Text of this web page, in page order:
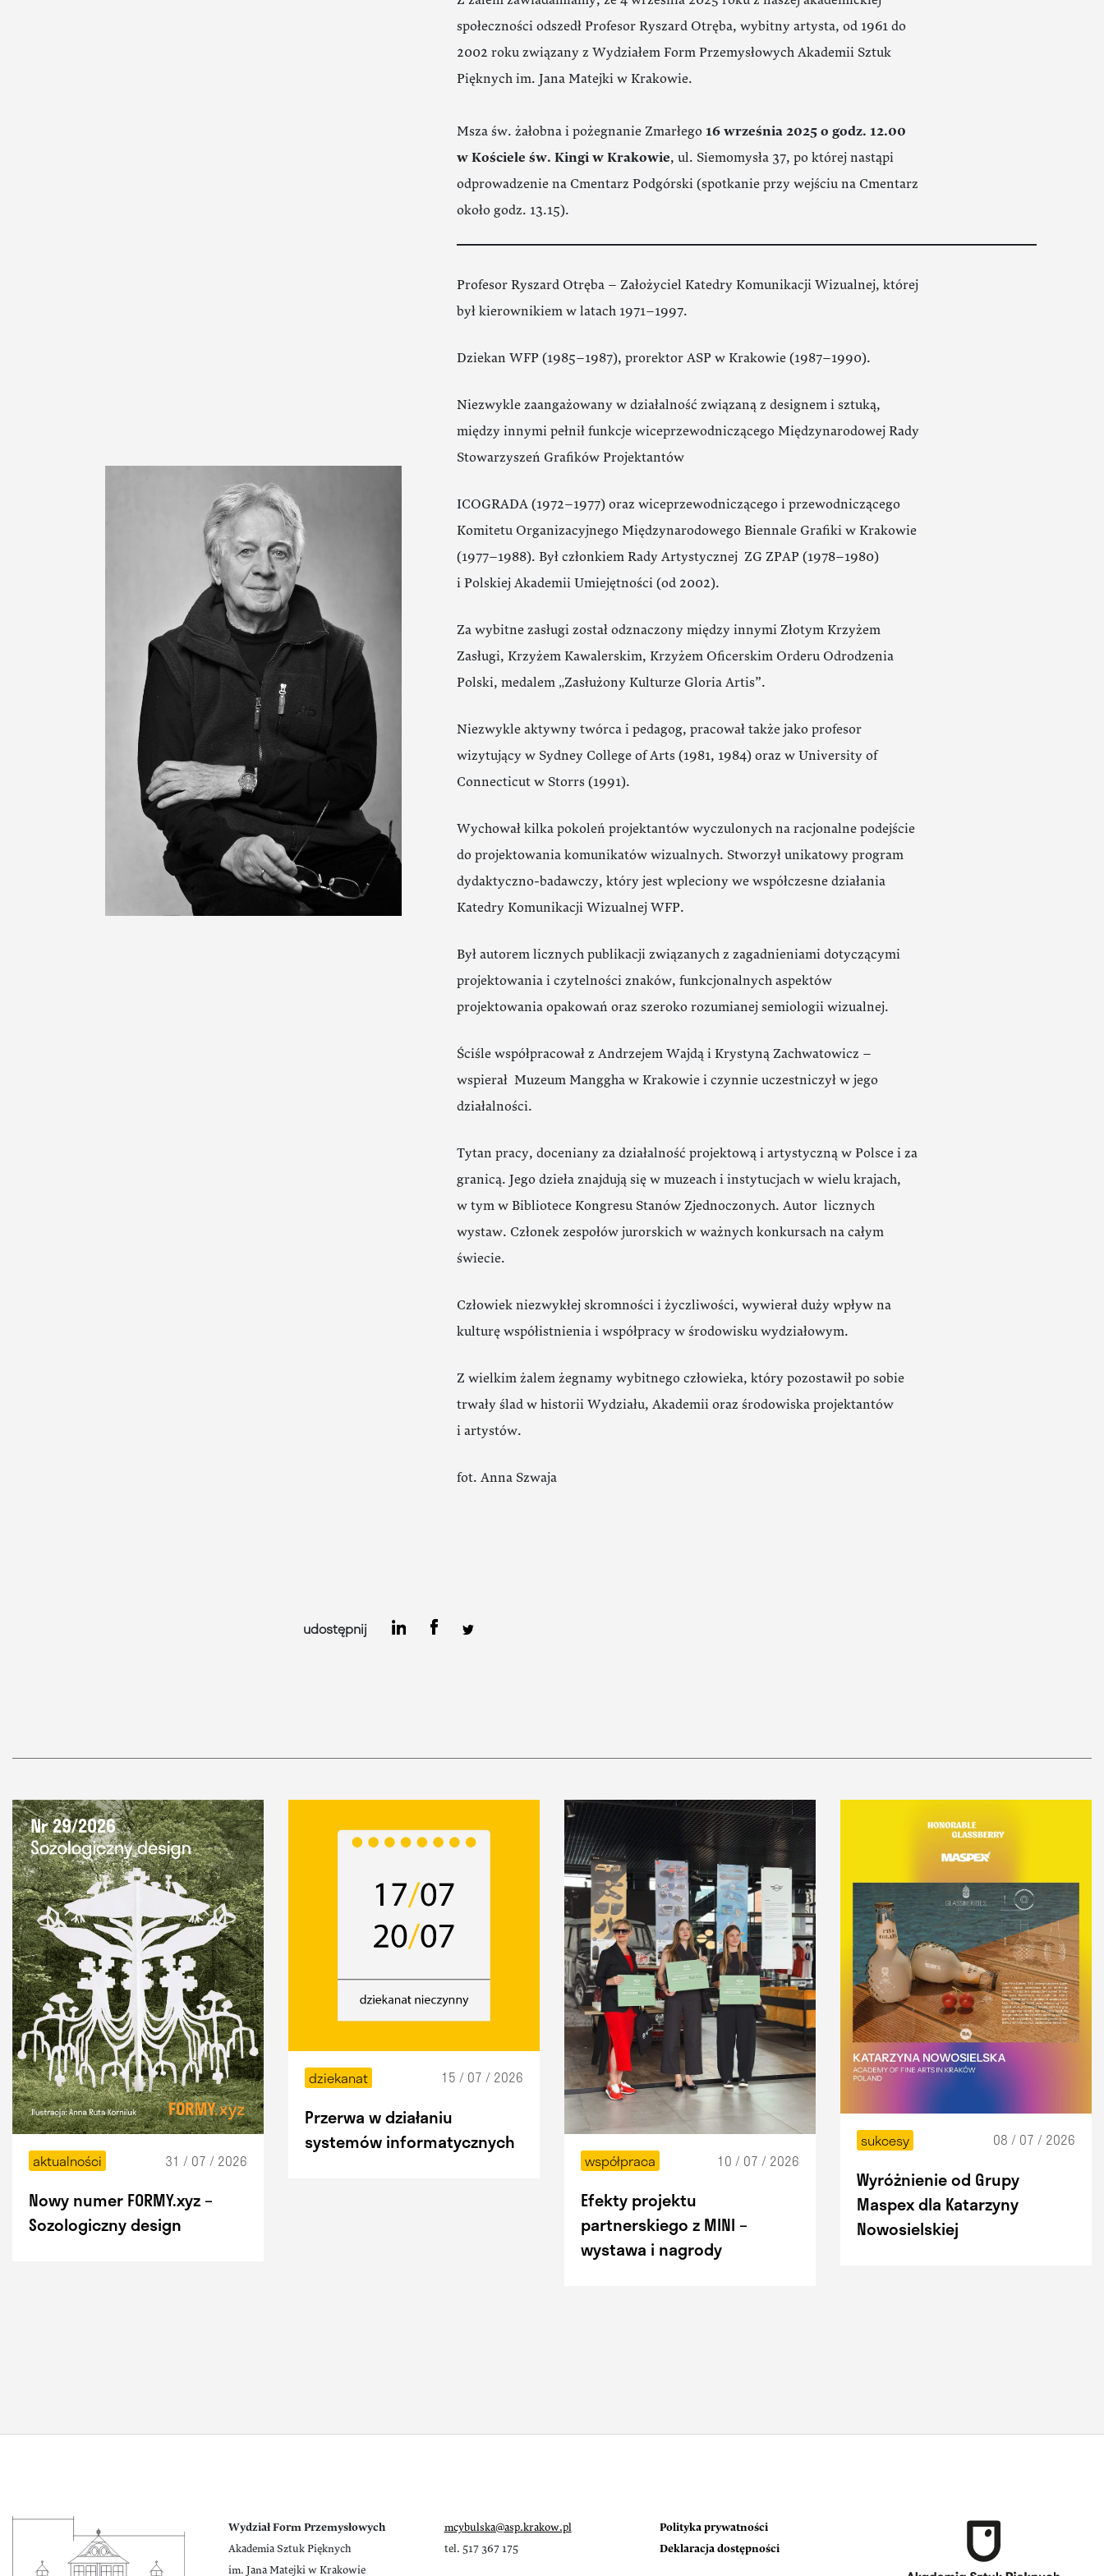
społeczności odszedł Profesor Ryszard Otręba, wybitny artysta, od 1961 do
2002 roku związany z Wydziałem Form Przemysłowych Akademii Sztuk
Pięknych im. Jana Matejki w Krakowie.
Msza św. żałobna i pożegnanie Zmarłego 16 września 2025 o godz. 12.00
w Kościele św. Kingi w Krakowie, ul. Siemomysła 37, po której nastąpi
odprowadzenie na Cmentarz Podgórski (spotkanie przy wejściu na Cmentarz
około godz. 13.15).
Profesor Ryszard Otręba – Założyciel Katedry Komunikacji Wizualnej, której
był kierownikiem w latach 1971–1997.
Dziekan WFP (1985–1987), prorektor ASP w Krakowie (1987–1990).
Niezwykle zaangażowany w działalność związaną z designem i sztuką,
między innymi pełnił funkcje wiceprzewodniczącego Międzynarodowej Rady
Stowarzyszeń Grafików Projektantów
ICOGRADA (1972–1977) oraz wiceprzewodniczącego i przewodniczącego
Komitetu Organizacyjnego Międzynarodowego Biennale Grafiki w Krakowie
(1977–1988). Był członkiem Rady Artystycznej ZG ZPAP (1978–1980)
i Polskiej Akademii Umiejętności (od 2002).
Za wybitne zasługi został odznaczony między innymi Złotym Krzyżem
Zasługi, Krzyżem Kawalerskim, Krzyżem Oficerskim Orderu Odrodzenia
Polski, medalem „Zasłużony Kulturze Gloria Artis”.
Niezwykle aktywny twórca i pedagog, pracował także jako profesor
wizytujący w Sydney College of Arts (1981, 1984) oraz w University of
Connecticut w Storrs (1991).
Wychował kilka pokoleń projektantów wyczulonych na racjonalne podejście
do projektowania komunikatów wizualnych. Stworzył unikatowy program
dydaktyczno-badawczy, który jest wpleciony we współczesne działania
Katedry Komunikacji Wizualnej WFP.
Był autorem licznych publikacji związanych z zagadnieniami dotyczącymi
projektowania i czytelności znaków, funkcjonalnych aspektów
projektowania opakowań oraz szeroko rozumianej semiologii wizualnej.
Ściśle współpracował z Andrzejem Wajdą i Krystyną Zachwatowicz –
wspierał Muzeum Manggha w Krakowie i czynnie uczestniczył w jego
działalności.
Tytan pracy, doceniany za działalność projektową i artystyczną w Polsce i za
granicą. Jego dzieła znajdują się w muzeach i instytucjach w wielu krajach,
w tym w Bibliotece Kongresu Stanów Zjednoczonych. Autor licznych
wystaw. Członek zespołów jurorskich w ważnych konkursach na całym
świecie.
Człowiek niezwykłej skromności i życzliwości, wywierał duży wpływ na
kulturę współistnienia i współpracy w środowisku wydziałowym.
Z wielkim żalem żegnamy wybitnego człowieka, który pozostawił po sobie
trwały ślad w historii Wydziału, Akademii oraz środowiska projektantów
i artystów.
fot. Anna Szwaja
udostępnij
aktualności 31 / 07 / 2026
Nowy numer FORMY.xyz –
Sozologiczny design
dziekanat 15 / 07 / 2026
Przerwa w działaniu
systemów informatycznych
współpraca 10 / 07 / 2026
Efekty projektu
partnerskiego z MINI –
wystawa i nagrody
sukcesy 08 / 07 / 2026
Wyróżnienie od Grupy
Maspex dla Katarzyny
Nowosielskiej
Wydział Form Przemysłowych
Akademia Sztuk Pięknych
im. Jana Matejki w Krakowie
mcybulska@asp.krakow.pl
tel. 517 367 175
Polityka prywatności
Deklaracja dostępności